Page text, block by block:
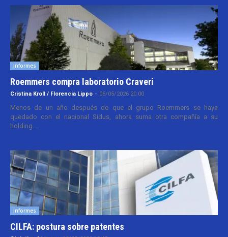
Informes
Roemmers compra laboratorio Craveri
Cristina Kroll / Florencia Lippo - 05/05/2026 20:00
Menos de un año después de que el grupo Roemmers se haya
quedado con el nacional Sidus, ahora suma otra compañía a su
holding....
Informes
CILFA: postura sobre patentes